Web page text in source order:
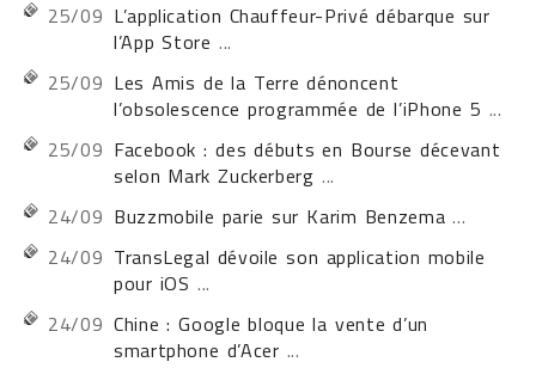
25/09 L’application Chauffeur-Privé débarque sur
l’App Store ...
25/09 Les Amis de la Terre dénoncent
l’obsolescence programmée de l’iPhone 5 ...
25/09 Facebook : des débuts en Bourse décevant
selon Mark Zuckerberg ...
24/09 Buzzmobile parie sur Karim Benzema ...
24/09 TransLegal dévoile son application mobile
pour iOS ...
24/09 Chine : Google bloque la vente d’un
smartphone d’Acer ...